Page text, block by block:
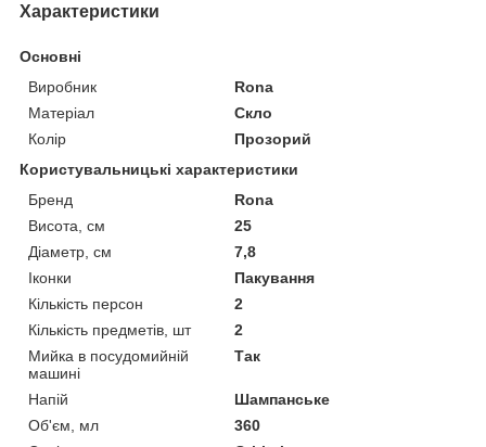
Характеристики
Основні
Виробник
Rona
Матеріал
Скло
Колір
Прозорий
Користувальницькі характеристики
Бренд
Rona
Висота, см
25
Діаметр, см
7,8
Іконки
Пакування
Кількість персон
2
Кількість предметів, шт
2
Мийка в посудомийній
машині
Так
Напій
Шампанське
Об'єм, мл
360